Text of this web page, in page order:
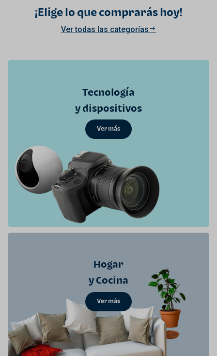
¡Elige lo que comprarás hoy!
Ver todas las categorías
Tecnología
y dispositivos
Ver más
Hogar
y Cocina
Ver más